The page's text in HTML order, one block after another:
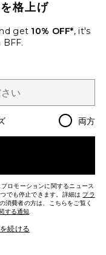
格上げ
get 10% OFF*, it's
両方
ロモーションに関するニュース
でも停止できます。詳細は プラ
消費者の方は、こちらをご覧く
する通知.
続ける